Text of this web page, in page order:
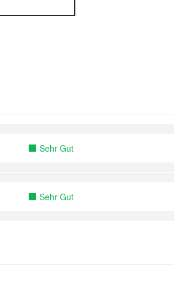
Sehr Gut
Sehr Gut